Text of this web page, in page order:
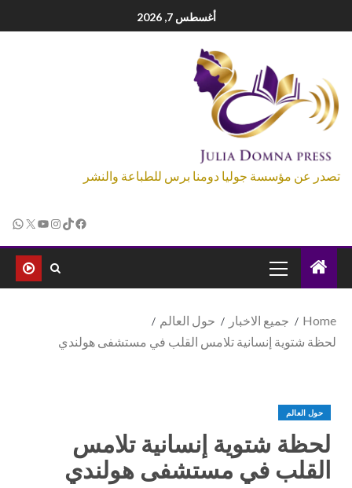
أغسطس 7, 2026
تصدر عن مؤسسة جوليا دومنا برس للطباعة والنشر
Home جميع الاخبار
حول العالم
لحظة شتوية إنسانية تلامس القلب في مستشفى هولندي
حول العالم
لحظة شتوية إنسانية تلامس
القلب في مستشفى هولندي